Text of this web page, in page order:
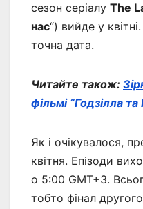
сезон серіалу The
нас“) вийде у
точна дата.
Читайте також:
фільмі “Годзілла та
Як і очікувалося,
квітня. Епізоди
о 5:00 GMT+3.
тобто фінал